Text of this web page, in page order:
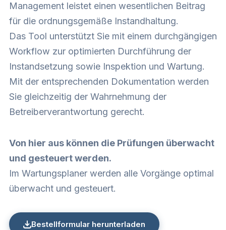
Management leistet einen wesentlichen Beitrag
für die ordnungsgemäße Instandhaltung.
Das Tool unterstützt Sie mit einem durchgängigen
Workflow zur optimierten Durchführung der
Instandsetzung sowie Inspektion und Wartung.
Mit der entsprechenden Dokumentation werden
Sie gleichzeitig der Wahrnehmung der
Betreiberverantwortung gerecht.
Von hier aus können die Prüfungen überwacht
und gesteuert werden.
Im Wartungsplaner werden alle Vorgänge optimal
überwacht und gesteuert.
Bestellformular herunterladen